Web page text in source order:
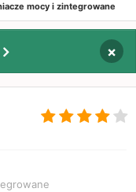
mocy i zintegrowane
×